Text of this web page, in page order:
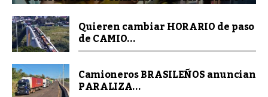
Quieren cambiar HORARIO de paso
de CAMIO...
Camioneros BRASILEÑOS anuncian
PARALIZA...